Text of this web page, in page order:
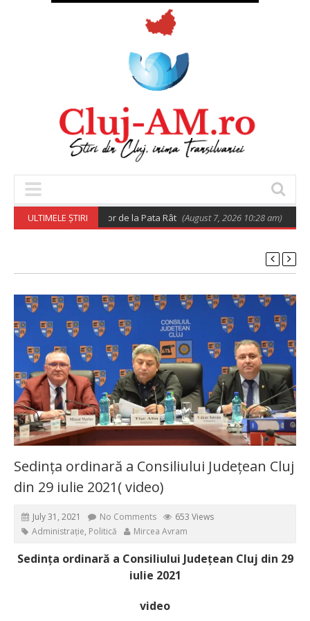
ULTIMELE ȘTIRI
relocarea rromilor de la Pata Rât (August 7, 2026 10:28 am)
Sedința ordinară a Consiliului Județean Cluj
din 29 iulie 2021( video)
July 31, 2021 No Comments
653 Views
Administrație, Politică Mircea Avram
Sedința ordinară a Consiliului Județean Cluj din 29
iulie 2021
video